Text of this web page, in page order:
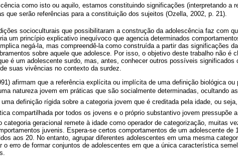
como isto ou aquilo, estamos constituindo significações (interpretando a
que serão referências para a constituição dos sujeitos (Ozella, 2002, p. 21).
socioculturais que possibilitaram a construção da adolescência faz com
um princípio explicativo inequívoco que agencia determinados
negá-la, mas compreendê-la como construída a partir das significações
sobre aquele que adolesce. Por isso, o objetivo deste trabalho não é
é um adolescente surdo, mas, antes, conhecer outros possíveis significados
suas vivências no contexto da surdez.
afirmam que a referência explícita ou implícita de uma definição biológica ou
natureza jovem em práticas que são socialmente determinadas, ocultando
definição rígida sobre a categoria jovem que é creditada pela idade, ou
compartilhada por todos os jovens e o próprio substantivo jovem pressupõe
categoria geracional remete à idade como operador de categorização, muitas
juvenis. Espera-se certos comportamentos de um adolescente de
aos 20. No entanto, agrupar diferentes adolescentes em uma mesma
o erro de formar conjuntos de adolescentes em que a única característica